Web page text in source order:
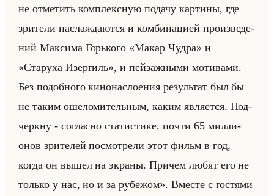
не от­ме­тить ком­плекс­ную по­да­чу кар­ти­ны, где
зри­те­ли на­сла­жда­ют­ся и ком­би­на­ци­ей про­из­ве­де­
ний Мак­си­ма Горько­го «Макар Чудра» и
«Старуха Изергиль», и пейзаж­ны­ми мо­ти­ва­ми.
Без по­доб­но­го ки­но­на­сло­ения ре­зультат был бы
не таким оше­ло­ми­тельным, каким яв­ля­ет­ся. Под­
черк­ну - со­глас­но ста­ти­сти­ке, почти 65 мил­ли­
онов зри­те­лей по­смот­ре­ли этот фильм в год,
когда он вышел на экра­ны. При­чем любят его не
только у нас, но и за ру­бе­жом». Вме­сте с го­стя­ми